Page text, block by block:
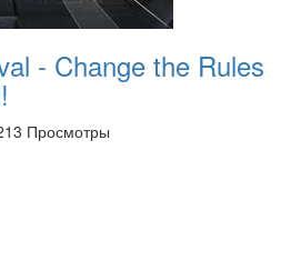
- Change the Rules
Просмотры